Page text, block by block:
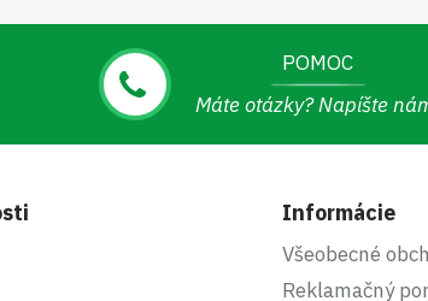
POMOC
Máte otázky? Napíšte
Informácie
Všeobecné
Reklamačný